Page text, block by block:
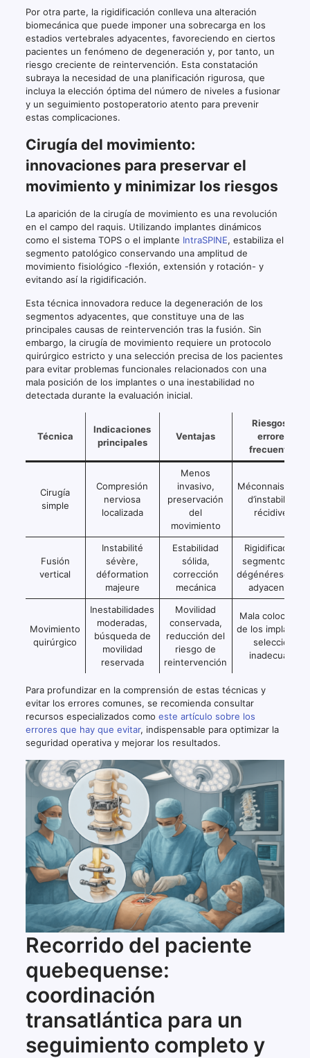
Por otra parte, la rigidificación conlleva una alteración
biomecánica que puede imponer una sobrecarga en los
estadios vertebrales adyacentes, favoreciendo en ciertos
pacientes un fenómeno de degeneración y, por tanto, un
riesgo creciente de reintervención. Esta constatación
subraya la necesidad de una planificación rigurosa, que
incluya la elección óptima del número de niveles a fusionar
y un seguimiento postoperatorio atento para prevenir
estas complicaciones.
Cirugía del movimiento:
innovaciones para preservar el
movimiento y minimizar los riesgos
La aparición de la cirugía de movimiento es una revolución
en el campo del raquis. Utilizando implantes dinámicos
como el sistema TOPS o el implante IntraSPINE, estabiliza el
segmento patológico conservando una amplitud de
movimiento fisiológico -flexión, extensión y rotación- y
evitando así la rigidificación.
Esta técnica innovadora reduce la degeneración de los
segmentos adyacentes, que constituye una de las
principales causas de reintervención tras la fusión. Sin
embargo, la cirugía de movimiento requiere un protocolo
quirúrgico estricto y una selección precisa de los pacientes
para evitar problemas funcionales relacionados con una
mala posición de los implantes o una inestabilidad no
detectada durante la evaluación inicial.
Técnica
Indicaciones
principales
Ventajas
Riesgos y
errores
frecuentes
Cirugía
simple
Compresión
nerviosa
localizada
Menos
invasivo,
preservación
del
movimiento
Méconnaissance
d’instabilité,
récidives
Fusión
vertical
Instabilité
sévère,
déformation
majeure
Estabilidad
sólida,
corrección
mecánica
Rigidificación,
segmentos de
dégénérescence
adyacentes
Movimiento
quirúrgico
Inestabilidades
moderadas,
búsqueda de
movilidad
reservada
Movilidad
conservada,
reducción del
riesgo de
reintervención
Mala colocación
de los implantes,
selección
inadecuada
Para profundizar en la comprensión de estas técnicas y
evitar los errores comunes, se recomienda consultar
recursos especializados como este artículo sobre los
errores que hay que evitar, indispensable para optimizar la
seguridad operativa y mejorar los resultados.
Recorrido del paciente
quebequense:
coordinación
transatlántica para un
seguimiento completo y